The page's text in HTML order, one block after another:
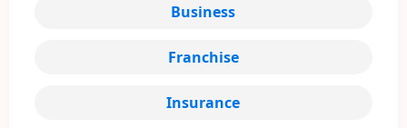
Business
Franchise
Insurance